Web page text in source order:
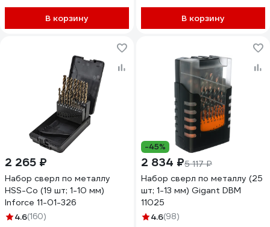
В корзину В корзину
2 265 ₽
Набор сверл по металлу
HSS-Co (19 шт; 1-10 мм)
Inforce 11-01-326
4.6(160)
-45%
2 834 ₽5 117 ₽
Набор сверл по металлу (25
шт; 1-13 мм) Gigant DBM
11025
4.6(98)